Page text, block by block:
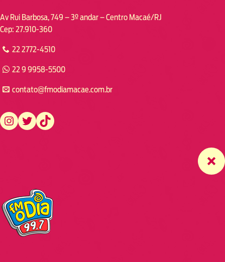
Av Rui Barbosa, 749 – 3º andar – Centro Macaé/RJ
Cep: 27.910-360
22 2772-4510
22 9 9958-5500
contato@fmodiamacae.com.br
https://www.instagram.com/fmodia.macae/ https://twitter.com/fmodia.macae/ https://www.tiktok.com/@fmodia.macae